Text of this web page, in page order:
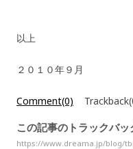
以上
２０１０年９月
Comment(0)
この記事のトラックバッ
https://www.dreama.jp/blog/